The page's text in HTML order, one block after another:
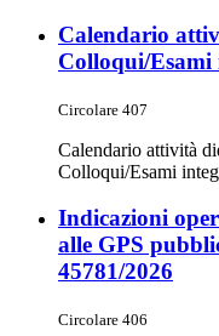
Calendario
Colloqui/
Circolare 407
Calendario attività
Colloqui/Esami
Indicazioni
alle GPS
45781/2026
Circolare 406